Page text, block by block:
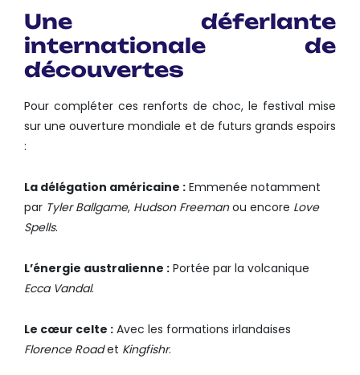
Une déferlante
internationale de
découvertes
Pour compléter ces renforts de choc, le festival mise
sur une ouverture mondiale et de futurs grands espoirs
:
La délégation américaine : Emmenée notamment
par Tyler Ballgame, Hudson Freemanou encore Love
Spells.
L’énergie australienne : Portée par la volcanique
Ecca Vandal.
Le cœur celte : Avec les formations irlandaises
Florence Roadet Kingfishr.